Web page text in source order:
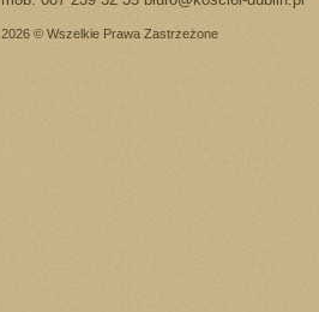
2026 © Wszelkie Prawa Zastrzeżone